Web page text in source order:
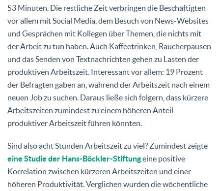
53 Minuten. Die restliche Zeit verbringen die Beschäftigten
vor allem mit Social Media, dem Besuch von News-Websites
und Gesprächen mit Kollegen über Themen, die nichts mit
der Arbeit zu tun haben. Auch Kaffeetrinken, Raucherpausen
und das Senden von Textnachrichten gehen zu Lasten der
produktiven Arbeitszeit. Interessant vor allem: 19 Prozent
der Befragten gaben an, während der Arbeitszeit nach einem
neuen Job zu suchen. Daraus ließe sich folgern, dass kürzere
Arbeitszeiten zumindest zu einem höheren Anteil
produktiver Arbeitszeit führen könnten.
Sind also acht Stunden Arbeitszeit zu viel? Zumindest zeigte
eine Studie der Hans-Böckler-Stiftungeine positive
Korrelation zwischen kürzeren Arbeitszeiten und einer
höheren Produktivität. Verglichen wurden die wöchentliche